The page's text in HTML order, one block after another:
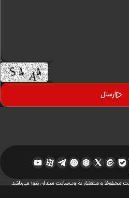
و متعلق به وب‌سایت میدان نیوز می‌باشد